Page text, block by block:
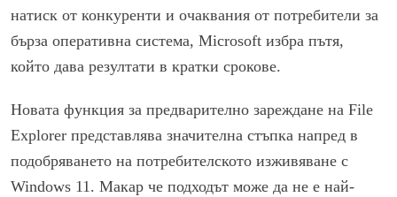
натиск от конкуренти и очаквания от потребители за
бърза оперативна система, Microsoft избра пътя,
който дава резултати в кратки срокове.
Новата функция за предварително зареждане на File
Explorer представлява значителна стъпка напред в
подобряването на потребителското изживяване с
Windows 11. Макар че подходът може да не е най-